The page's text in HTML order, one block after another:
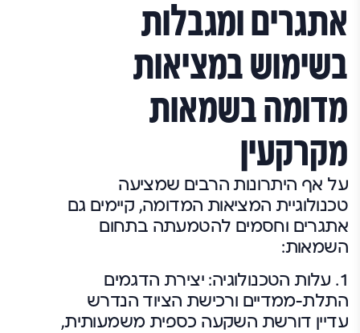
אתגרים ומגבלות
בשימוש במציאות
מדומה בשמאות
מקרקעין
על אף היתרונות הרבים שמציעה
טכנולוגיית המציאות המדומה, קיימים גם
אתגרים וחסמים להטמעתה בתחום
השמאות:
1. עלות הטכנולוגיה: יצירת הדגמים
התלת-ממדיים ורכישת הציוד הנדרש
עדיין דורשת השקעה כספית משמעותית,